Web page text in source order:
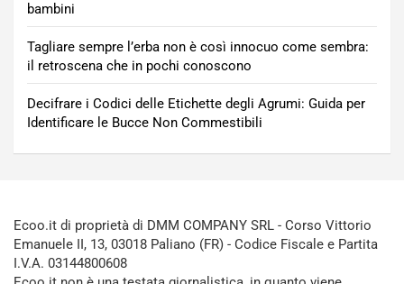
bambini
Tagliare sempre l’erba non è così innocuo come sembra:
il retroscena che in pochi conoscono
Decifrare i Codici delle Etichette degli Agrumi: Guida per
Identificare le Bucce Non Commestibili
Ecoo.it di proprietà di DMM COMPANY SRL - Corso Vittorio
Emanuele II, 13, 03018 Paliano (FR) - Codice Fiscale e Partita
I.V.A. 03144800608